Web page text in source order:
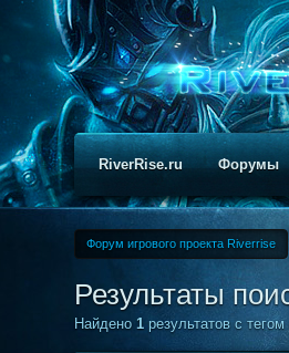
RiverRise.ru Форумы
Форум игрового проекта Riverrise
Результаты
Найдено1 результатов с тегом